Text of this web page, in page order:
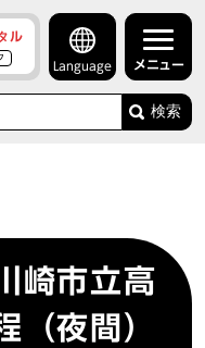
ル
Language メニュー
検索
崎市立高
（夜間）